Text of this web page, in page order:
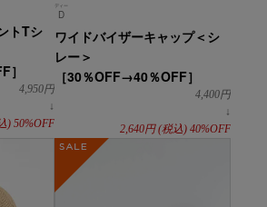
トTシ
］
4,950円
↓
) 50%OFF
D
ディー
ワイドバイザーキャップ＜シ
レー＞
［30％OFF→40％OFF］
4,400円
↓
2,640円(税込) 40%OFF